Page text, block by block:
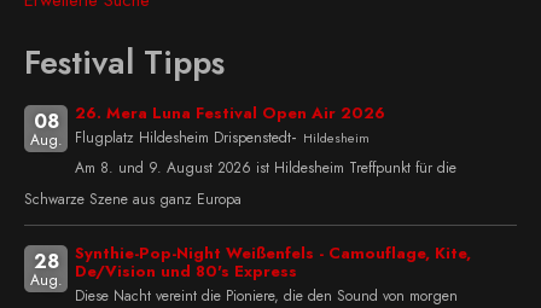
Festival Tipps
08
Aug.
26. Mera Luna Festival Open Air 2026
Flugplatz Hildesheim Drispenstedt- Hildesheim
Am 8. und 9. August 2026 ist Hildesheim Treffpunkt für die
Schwarze Szene aus ganz Europa
28
Aug.
Synthie-Pop-Night Weißenfels - Camouflage, Kite,
De/Vision und 80's Express
Diese Nacht vereint die Pioniere, die den Sound von morgen